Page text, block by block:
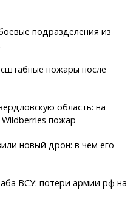
подразделения из
пожары после
область: на
пожар
новый дрон: в чем его
ВСУ: потери армии рф на